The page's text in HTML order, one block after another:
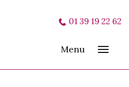
01 39 19 22 62
Menu